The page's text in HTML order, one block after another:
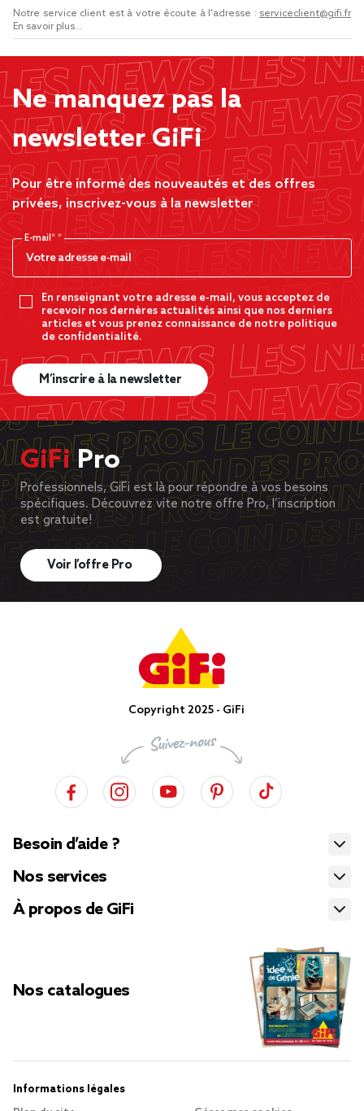
Notre service client est à votre écoute à l'adresse : serviceclient@gifi.fr
En savoir plus...
Ne manquez pas la
newsletter GiFi
Pour être informé des nouveautés et des offres
privées, inscrivez-vous à la newsletter
E-mail*
En renseignant votre adresse e-mail, vous acceptez de
recevoir nos dernères actualités ainsi que nos derniers
articles et vous prenez connaissance de notre politique
de confidentialité.
M’inscrire à la newsletter
GiFiPro
Professionnels, GiFi est là pour répondre à vos besoins
spécifiques. Découvrez vite notre offre Pro, l’inscription
est gratuite!
Voir l’offre Pro
Copyright 2025 - GiFi
Besoin d’aide ?
Nos services
À propos de GiFi
Nos catalogues
Informations légales